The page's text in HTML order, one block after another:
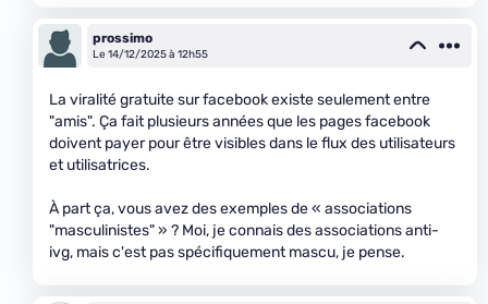
prossimo
Le 14/12/2025 à 12h55
La viralité gratuite sur facebook existe seulement entre
"amis". Ça fait plusieurs années que les pages facebook
doivent payer pour être visibles dans le flux des utilisateurs
et utilisatrices.
À part ça, vous avez des exemples de « associations
"masculinistes" » ? Moi, je connais des associations anti-
ivg, mais c'est pas spécifiquement mascu, je pense.